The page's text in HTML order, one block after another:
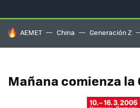
HOY SE HABLA DE
AEMET China Generación Z
Mañana comienza la